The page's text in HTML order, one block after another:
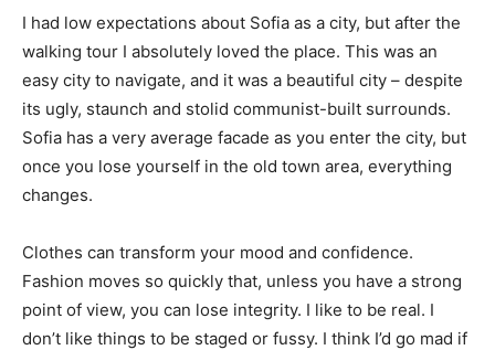
I had low expectations about Sofia as a city, but after the
walking tour I absolutely loved the place. This was an
easy city to navigate, and it was a beautiful city – despite
its ugly, staunch and stolid communist-built surrounds.
Sofia has a very average facade as you enter the city, but
once you lose yourself in the old town area, everything
changes.
Clothes can transform your mood and confidence.
Fashion moves so quickly that, unless you have a strong
point of view, you can lose integrity. I like to be real. I
don’t like things to be staged or fussy. I think I’d go mad if